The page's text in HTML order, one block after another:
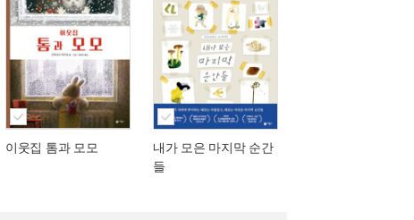
이웃집 톰과 모모
내가 모은 마지막 순간
들